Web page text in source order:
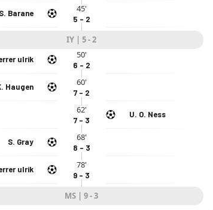
S. Barane 45'
5 - 2
IY | 5 - 2
ulrik 50'
6 - 2
Haugen 60'
7 - 2
62'
7 - 3
U. O. Ness
S. Gray 68'
8 - 3
ulrik 78'
9 - 3
MS | 9 - 3